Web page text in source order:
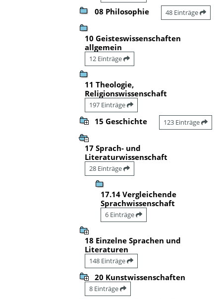
08 Philosophie 48 Einträge
10 Geisteswissenschaften
allgemein
12 Einträge
11 Theologie,
Religionswissenschaft
197 Einträge
15 Geschichte 123 Einträge
17 Sprach- und
Literaturwissenschaft
28 Einträge
17.14 Vergleichende
Sprachwissenschaft
6 Einträge
18 Einzelne Sprachen und
Literaturen
148 Einträge
20 Kunstwissenschaften
8 Einträge